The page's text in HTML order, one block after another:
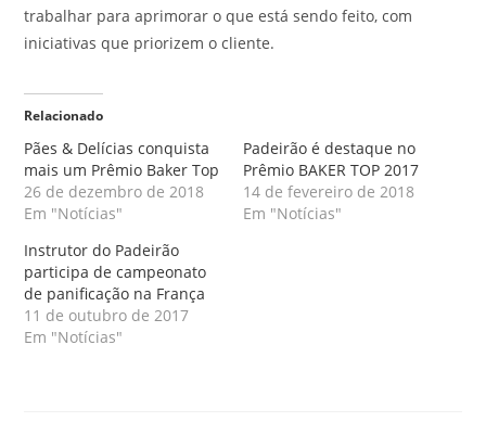
trabalhar para aprimorar o que está sendo feito, com
iniciativas que priorizem o cliente.
Relacionado
Pães & Delícias conquista
mais um Prêmio Baker Top
26 de dezembro de 2018
Em "Notícias"
Padeirão é destaque no
Prêmio BAKER TOP 2017
14 de fevereiro de 2018
Em "Notícias"
Instrutor do Padeirão
participa de campeonato
de panificação na França
11 de outubro de 2017
Em "Notícias"